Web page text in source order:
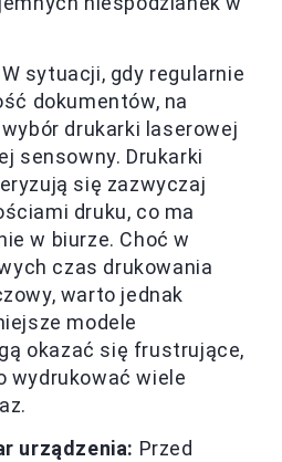
W sytuacji, gdy regularnie
dokumentów, na
wybór drukarki laserowej
sensowny. Drukarki
się zazwyczaj
druku, co ma
w biurze. Choć w
czas drukowania
warto jednak
modele
okazać się frustrujące,
wydrukować wiele
urządzenia: Przed